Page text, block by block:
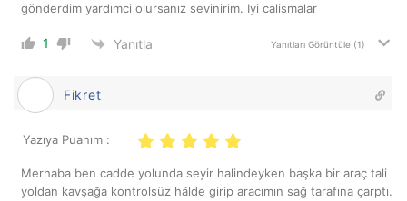
gönderdim yardımci olursanız sevinirim. Iyi calismalar
1 Yanıtla Yanıtları Görüntüle (1)
Fikret
Yazıya Puanım :
Merhaba ben cadde yolunda seyir halindeyken başka bir araç tali
yoldan kavşağa kontrolsüz hâlde girip aracımın sağ tarafına çarptı.